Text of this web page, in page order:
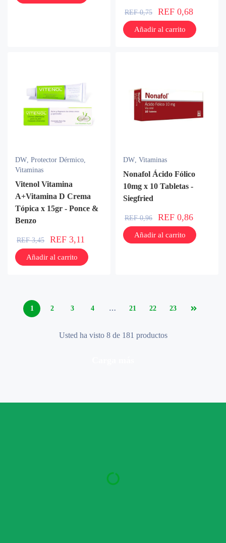
REF0,75 REF 0,68
Añadir al carrito
DW, Protector Dérmico,
Vitaminas
Vitenol Vitamina
A+Vitamina D Crema
Tópica x 15gr - Ponce &
Benzo
REF3,45 REF 3,11
Añadir al carrito
DW, Vitaminas
Nonafol Ácido Fólico
10mg x 10 Tabletas -
Siegfried
REF0,96 REF 0,86
Añadir al carrito
1 2 3 4 … 21 22 23
Usted ha visto 8 de 181 productos